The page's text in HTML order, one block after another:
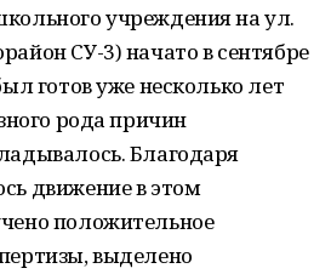
учреждения на ул.
СУ-3) начато в сентябре
готов уже несколько лет
рода причин
Благодаря
движение в этом
положительное
выделено